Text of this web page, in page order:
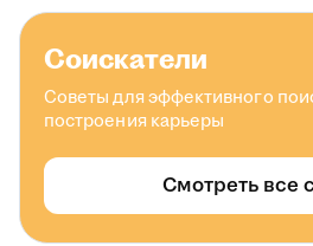
Соискатели
Советы для эффективного
построения карьеры
Смотреть все